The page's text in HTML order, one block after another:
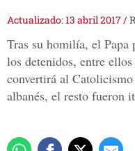
Actualizado: 13 abril 2017/
Tras su homilía, el Papa
los detenidos, entre
convertirá al
albanés, el resto fueron